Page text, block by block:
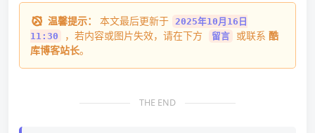
温馨提示： 本文最后更新于 2025年10月16日
11:30
，若内容或图片失效，请在下方 留言 或联系 酷
库博客站长。
THE END